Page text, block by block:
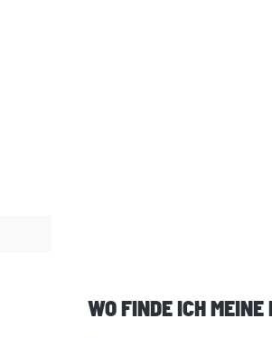
WO FINDE ICH